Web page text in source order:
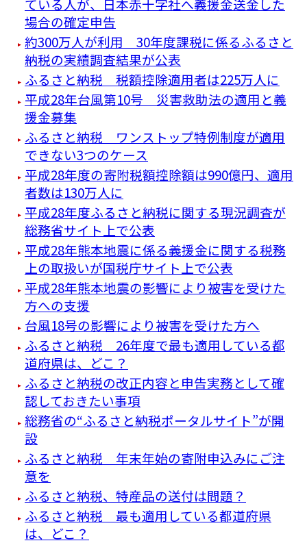
場合の確定申告
約300万人が利用 30年度課税に係るふるさと
納税の実績調査結果が公表
ふるさと納税 税額控除適用者は225万人に
平成28年台風第10号 災害救助法の適用と義
援金募集
ふるさと納税 ワンストップ特例制度が適用
できない3つのケース
平成28年度の寄附税額控除額は990億円、適用
者数は130万人に
平成28年度ふるさと納税に関する現況調査が
総務省サイト上で公表
平成28年熊本地震に係る義援金に関する税務
上の取扱いが国税庁サイト上で公表
平成28年熊本地震の影響により被害を受けた
方への支援
台風18号の影響により被害を受けた方へ
ふるさと納税 26年度で最も適用している都
道府県は、どこ？
ふるさと納税の改正内容と申告実務として確
認しておきたい事項
総務省の“ふるさと納税ポータルサイト”が開
設
ふるさと納税 年末年始の寄附申込みにご注
意を
ふるさと納税、特産品の送付は問題？
ふるさと納税 最も適用している都道府県
は、どこ？